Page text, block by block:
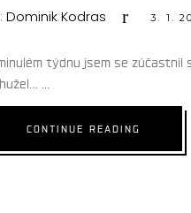
Dominik Kodras 3. 1.
týdnu jsem se zúčastnil
CONTINUE READING